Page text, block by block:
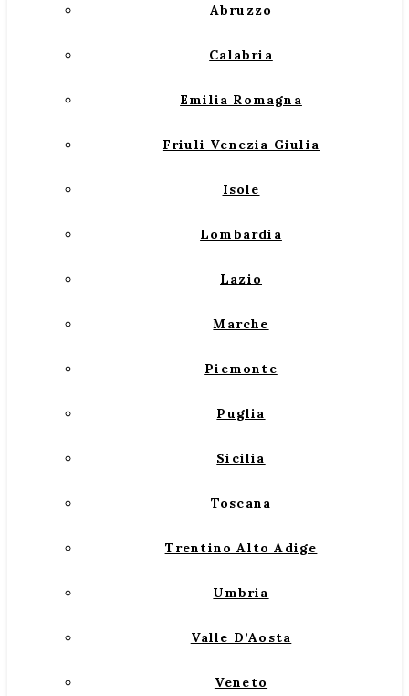
Abruzzo
Calabria
Emilia Romagna
Friuli Venezia Giulia
Isole
Lombardia
Lazio
Marche
Piemonte
Puglia
Sicilia
Toscana
Trentino Alto Adige
Umbria
Valle D’Aosta
Veneto